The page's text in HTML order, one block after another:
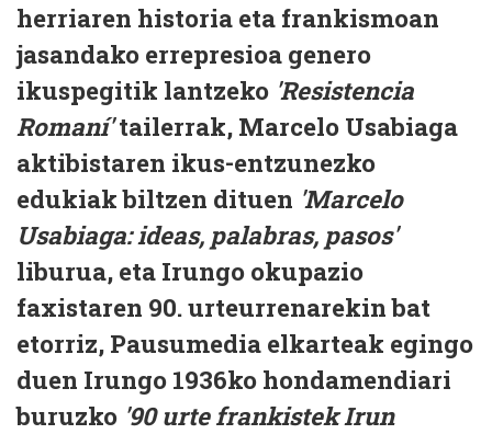
herriaren historia eta frankismoan
jasandako errepresioa genero
ikuspegitik lantzeko 'Resistencia
Romaní'tailerrak, Marcelo Usabiaga
aktibistaren ikus-entzunezko
edukiak biltzen dituen 'Marcelo
Usabiaga: ideas, palabras, pasos'
liburua, eta Irungo okupazio
faxistaren 90. urteurrenarekin bat
etorriz, Pausumedia elkarteak egingo
duen Irungo 1936ko hondamendiari
buruzko '90 urte frankistek Irun